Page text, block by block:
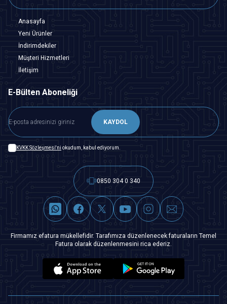
Anasayfa
Yeni Ürünler
İndirimdekiler
Müşteri Hizmetleri
İletişim
E-Bülten Aboneliği
KAYDOL
KVKK Sözleşmesi'ni okudum, kabul ediyorum.
0850 304 0 340
Firmamız efatura mükellefidir. Tarafımıza düzenlenecek faturaların Temel
Fatura olarak düzenlenmesini rica ederiz.